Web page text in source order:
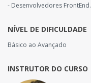
- Desenvolvedores FrontEnd.
NÍVEL DE DIFICULDADE
Básico ao Avançado
INSTRUTOR DO CURSO